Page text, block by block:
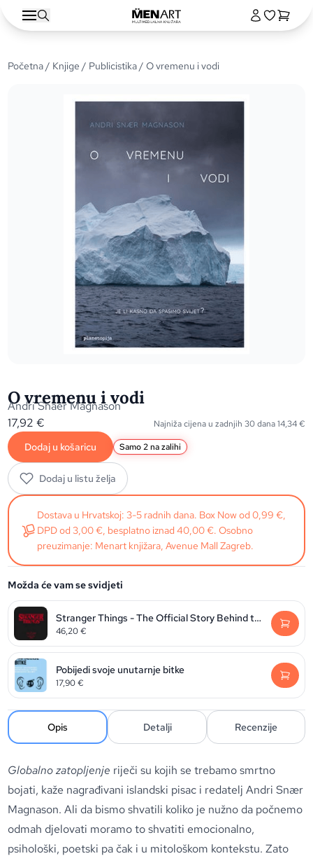
Početna/ Knjige / Publicistika/ O vremenu i vodi
O vremenu i vodi
Andri Snaer Magnason
17,92€ Najniža cijena u zadnjih 30 dana14,34€
Dodaj u košaricu Samo 2 na zalihi
Dodaj u listu želja
Dostava u Hrvatskoj: 3-5 radnih dana. Box Now od 0,99 €,
DPD od 3,00 €, besplatno iznad 40,00 €. Osobno
preuzimanje: Menart knjižara, Avenue Mall Zagreb.
Možda će vam se svidjeti
Stranger Things - The Official Story Behind the Legendary Series
46,20€
Pobijedi svoje unutarnje bitke
17,90€
Opis Detalji Recenzije
Globalno zatopljenje riječi su kojih se trebamo smrtno
bojati, kaže nagrađivani islandski pisac i redatelj Andri Snær
Magnason. Ali da bismo shvatili koliko je nužno da počnemo
odmah djelovati moramo to shvatiti emocionalno,
psihološki, poetski pa čak i u mitološkom kontekstu. Zato